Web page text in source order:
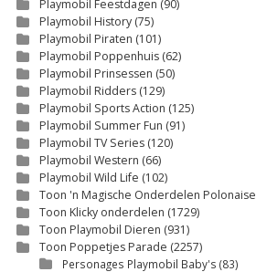
Playmobil Feestdagen (90)
Playmobil History (75)
Playmobil Piraten (101)
Playmobil Poppenhuis (62)
Playmobil Prinsessen (50)
Playmobil Ridders (129)
Playmobil Sports Action (125)
Playmobil Summer Fun (91)
Playmobil TV Series (120)
Playmobil Western (66)
Playmobil Wild Life (102)
Toon 'n Magische Onderdelen Polonaise
Toon Klicky onderdelen (1729)
Toon Playmobil Dieren (931)
Toon Poppetjes Parade (2257)
Personages Playmobil Baby's (83)